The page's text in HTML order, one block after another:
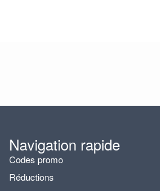
Navigation rapide
Codes promo
Réductions